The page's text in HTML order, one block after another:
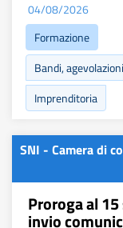
04/08/2026
Formazione
Bandi,
Imprenditoria
SNI - Camera di
Proroga al
invio